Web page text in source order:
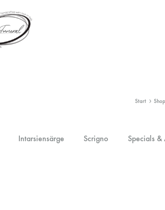
Start Shop
Intarsiensärge Scrigno Specials &